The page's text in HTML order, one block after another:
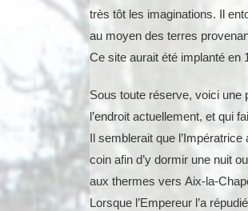
très tôt les imaginations. Il
au moyen des terres
Ce site aurait été implanté en
Sous toute réserve, voici une
l’endroit actuellement, et qui
Il semblerait que l’Impératrice
coin afin d’y dormir une nuit
aux thermes vers Aix-la-
Lorsque l’Empereur l’a